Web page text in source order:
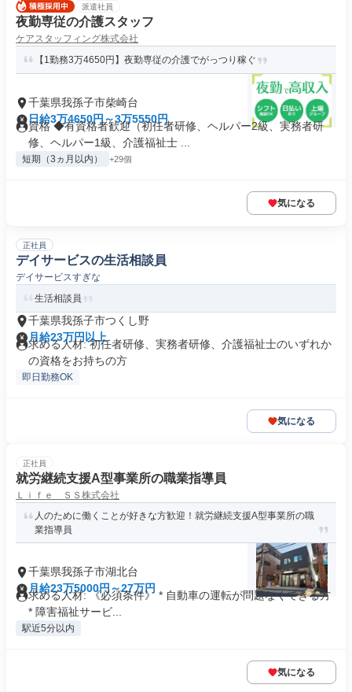
派遣社員
夜勤専従の介護スタッフ
ケアスタッフィング株式会社
【1勤務3万4650円】夜勤専従の介護でがっつり稼ぐ
千葉県我孫子市柴崎台
日給3万4650円～3万5550円
資格 ◆有資格者歓迎（初任者研修、ヘルパー2級、実務者研
修、ヘルパー1級、介護福祉士 ...
短期（3ヵ月以内） +29個
気になる
正社員
デイサービスの生活相談員
デイサービスすぎな
生活相談員
千葉県我孫子市つくし野
月給23万円以上
求める人材: 初任者研修、実務者研修、介護福祉士のいずれか
の資格をお持ちの方
即日勤務OK
気になる
正社員
就労継続支援A型事業所の職業指導員
Ｌｉｆｅ ＳＳ株式会社
人のために働くことが好きな方歓迎！就労継続支援A型事業所の職
業指導員
千葉県我孫子市湖北台
月給23万5000円～27万円
求める人材: 《必須条件》 * 自動車の運転が問題なくできる方
* 障害福祉サービ...
駅近5分以内
気になる